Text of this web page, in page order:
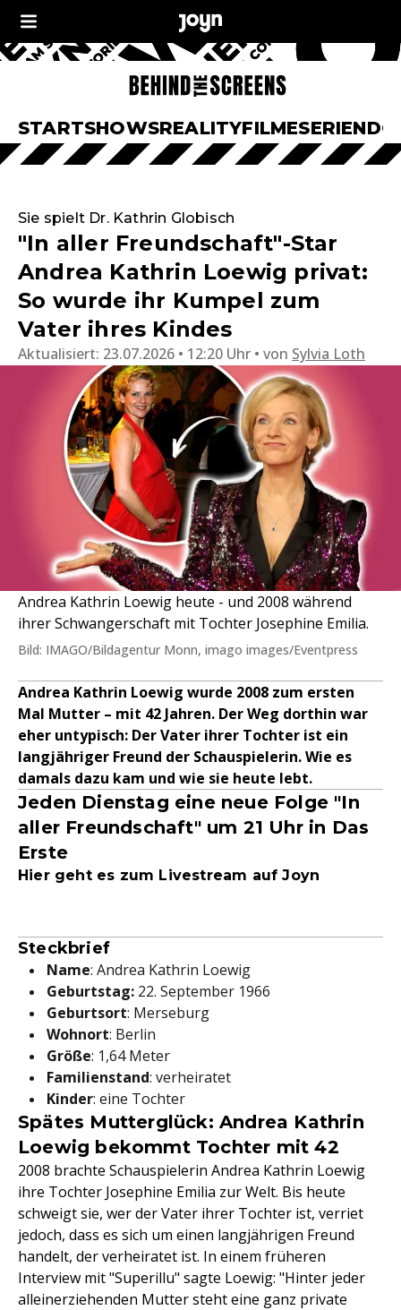
STARTSHOWSREALITYFILMESERIEN
Sie spielt Dr. Kathrin Globisch
"In aller Freundschaft"-Star
Andrea Kathrin Loewig privat:
So wurde ihr Kumpel zum
Vater ihres Kindes
Aktualisiert: 23.07.2026 • 12:20 Uhr von Sylvia Loth
Andrea Kathrin Loewig heute - und 2008 während
ihrer Schwangerschaft mit Tochter Josephine Emilia.
Bild: IMAGO/Bildagentur Monn, imago images/Eventpress
Andrea Kathrin Loewig wurde 2008 zum ersten
Mal Mutter – mit 42 Jahren. Der Weg dorthin war
eher untypisch: Der Vater ihrer Tochter ist ein
langjähriger Freund der Schauspielerin. Wie es
damals dazu kam und wie sie heute lebt.
Jeden Dienstag eine neue Folge "In
aller Freundschaft" um 21 Uhr in Das
Erste
Hier geht es zum Livestream auf Joyn
Steckbrief
Name: Andrea Kathrin Loewig
Geburtstag: 22. September 1966
Geburtsort: Merseburg
Wohnort: Berlin
Größe: 1,64 Meter
Familienstand: verheiratet
Kinder: eine Tochter
Spätes Mutterglück: Andrea Kathrin
Loewig bekommt Tochter mit 42
2008 brachte Schauspielerin Andrea Kathrin Loewig
ihre Tochter Josephine Emilia zur Welt. Bis heute
schweigt sie, wer der Vater ihrer Tochter ist, verriet
jedoch, dass es sich um einen langjährigen Freund
handelt, der verheiratet ist. In einem früheren
Interview mit "Superillu" sagte Loewig: "Hinter jeder
alleinerziehenden Mutter steht eine ganz private